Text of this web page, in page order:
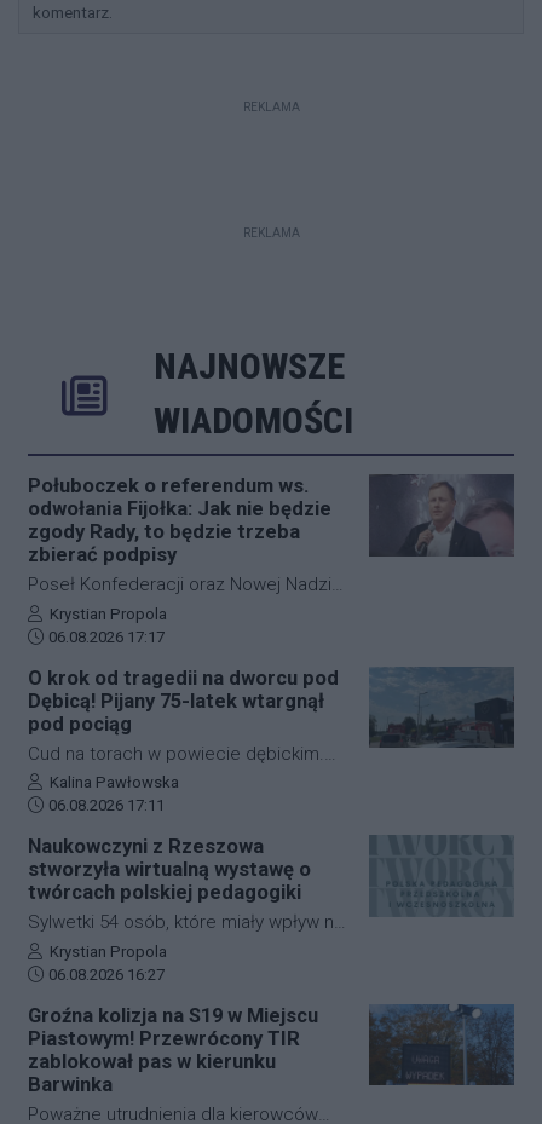
komentarz.
REKLAMA
REKLAMA
NAJNOWSZE
WIADOMOŚCI
Połuboczek o referendum ws.
odwołania Fijołka: Jak nie będzie
zgody Rady, to będzie trzeba
zbierać podpisy
Poseł Konfederacji oraz Nowej Nadziei,
Michał Połuboczek, deklaruje
gotowość do zaangażowania się w
przeprowadzenia referendum w
sprawie odwołania prezydenta
Rzeszowa, Konrada Fijołka. W
programie "Cogito… u Raczyńskiej" na
antenie wPolsce24 ocenił, że jeśli
Miasta, możliwe będzie rozpoczęcie
zbiórki podpisów wśród mieszkańców.
Autor artykułu:
Krystian Propola
Data dodania artykułu:
06.08.2026 17:17
O krok od tragedii na dworcu pod
Dębicą! Pijany 75-latek wtargnął
pod pociąg
Cud na torach w powiecie dębickim.
Pijany 75-letni mężczyzna wtargnął pod
nadjeżdżający pociąg na dworcu PKP w
Czarnej. Mimo że zdarzenie wyglądało
dramatycznie, senior wyszedł z niego
bez poważniejszych obrażeń. Skutkiem
incydentu były jednak spore utrudnienia
na kolei, ruch pociągów zablokowano
na niemal godzinę.
Autor artykułu:
Kalina Pawłowska
Data dodania artykułu:
06.08.2026 17:11
Naukowczyni z Rzeszowa
stworzyła wirtualną wystawę o
twórcach polskiej pedagogiki
Sylwetki 54 osób, które miały wpływ na
rozwój polskiej edukacji przedszkolnej i
wczesnoszkolnej, można poznać dzięki
nowej wystawie internetowej. Autorką
projektu "Polska pedagogika
przedszkolna i wczesnoszkolna i jej
twórcy" jest dr Mariola Kinal z Instytutu
Pedagogiki Uniwersytetu
Autor artykułu:
Krystian Propola
Data dodania artykułu:
06.08.2026 16:27
Groźna kolizja na S19 w Miejscu
Piastowym! Przewrócony TIR
zablokował pas w kierunku
Barwinka
Poważne utrudnienia dla kierowców